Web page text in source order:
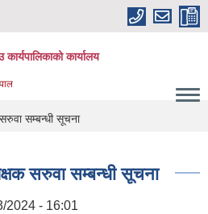
कार्यपालिकाको कार्यालय
सम्बन्धी सूचना
सरुवा सम्बन्धी सूचना
2024 - 16:01